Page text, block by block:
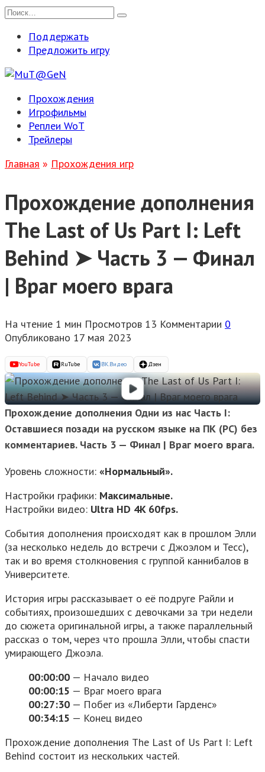
Перейти
содержанию
Search
Поддержать
Предложить игру
Прохождения
Игрофильмы
Реплеи WoT
Трейлеры
Главная » Прохождения игр
Прохождение дополнения
The Last of Us Part I: Left
Behind ➤ Часть 3 — Финал
| Враг моего врага
На чтение 1 мин Просмотров 13 Комментарии 0
Опубликовано 17 мая 2023
YouTube RuTube ВК.Видео Дзен
Прохождение дополнения Одни из нас Часть I:
Оставшиеся позади на русском языке на ПК (PC) без
комментариев. Часть 3 — Финал | Враг моего врага.
Уровень сложности: «Нормальный».
Настройки графики: Максимальные.
Настройки видео: Ultra HD 4K 60fps.
События дополнения происходят как в прошлом Элли
(за несколько недель до встречи с Джоэлом и Тесс),
так и во время столкновения с группой каннибалов в
Университете.
История игры рассказывает о её подруге Райли и
событиях, произошедших с девочками за три недели
до сюжета оригинальной игры, а также параллельный
рассказ о том, через что прошла Элли, чтобы спасти
умирающего Джоэла.
00:00:00 ​ — Начало видео
00:00:15 — Враг моего врага
00:27:30 — Побег из «Либерти Гарденс»
00:34:15 — Конец видео
Прохождение дополнения The Last of Us Part I: Left
Behind состоит из нескольких частей.